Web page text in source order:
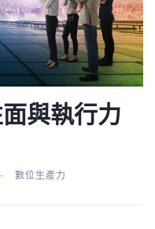
與執行力
數位生產力